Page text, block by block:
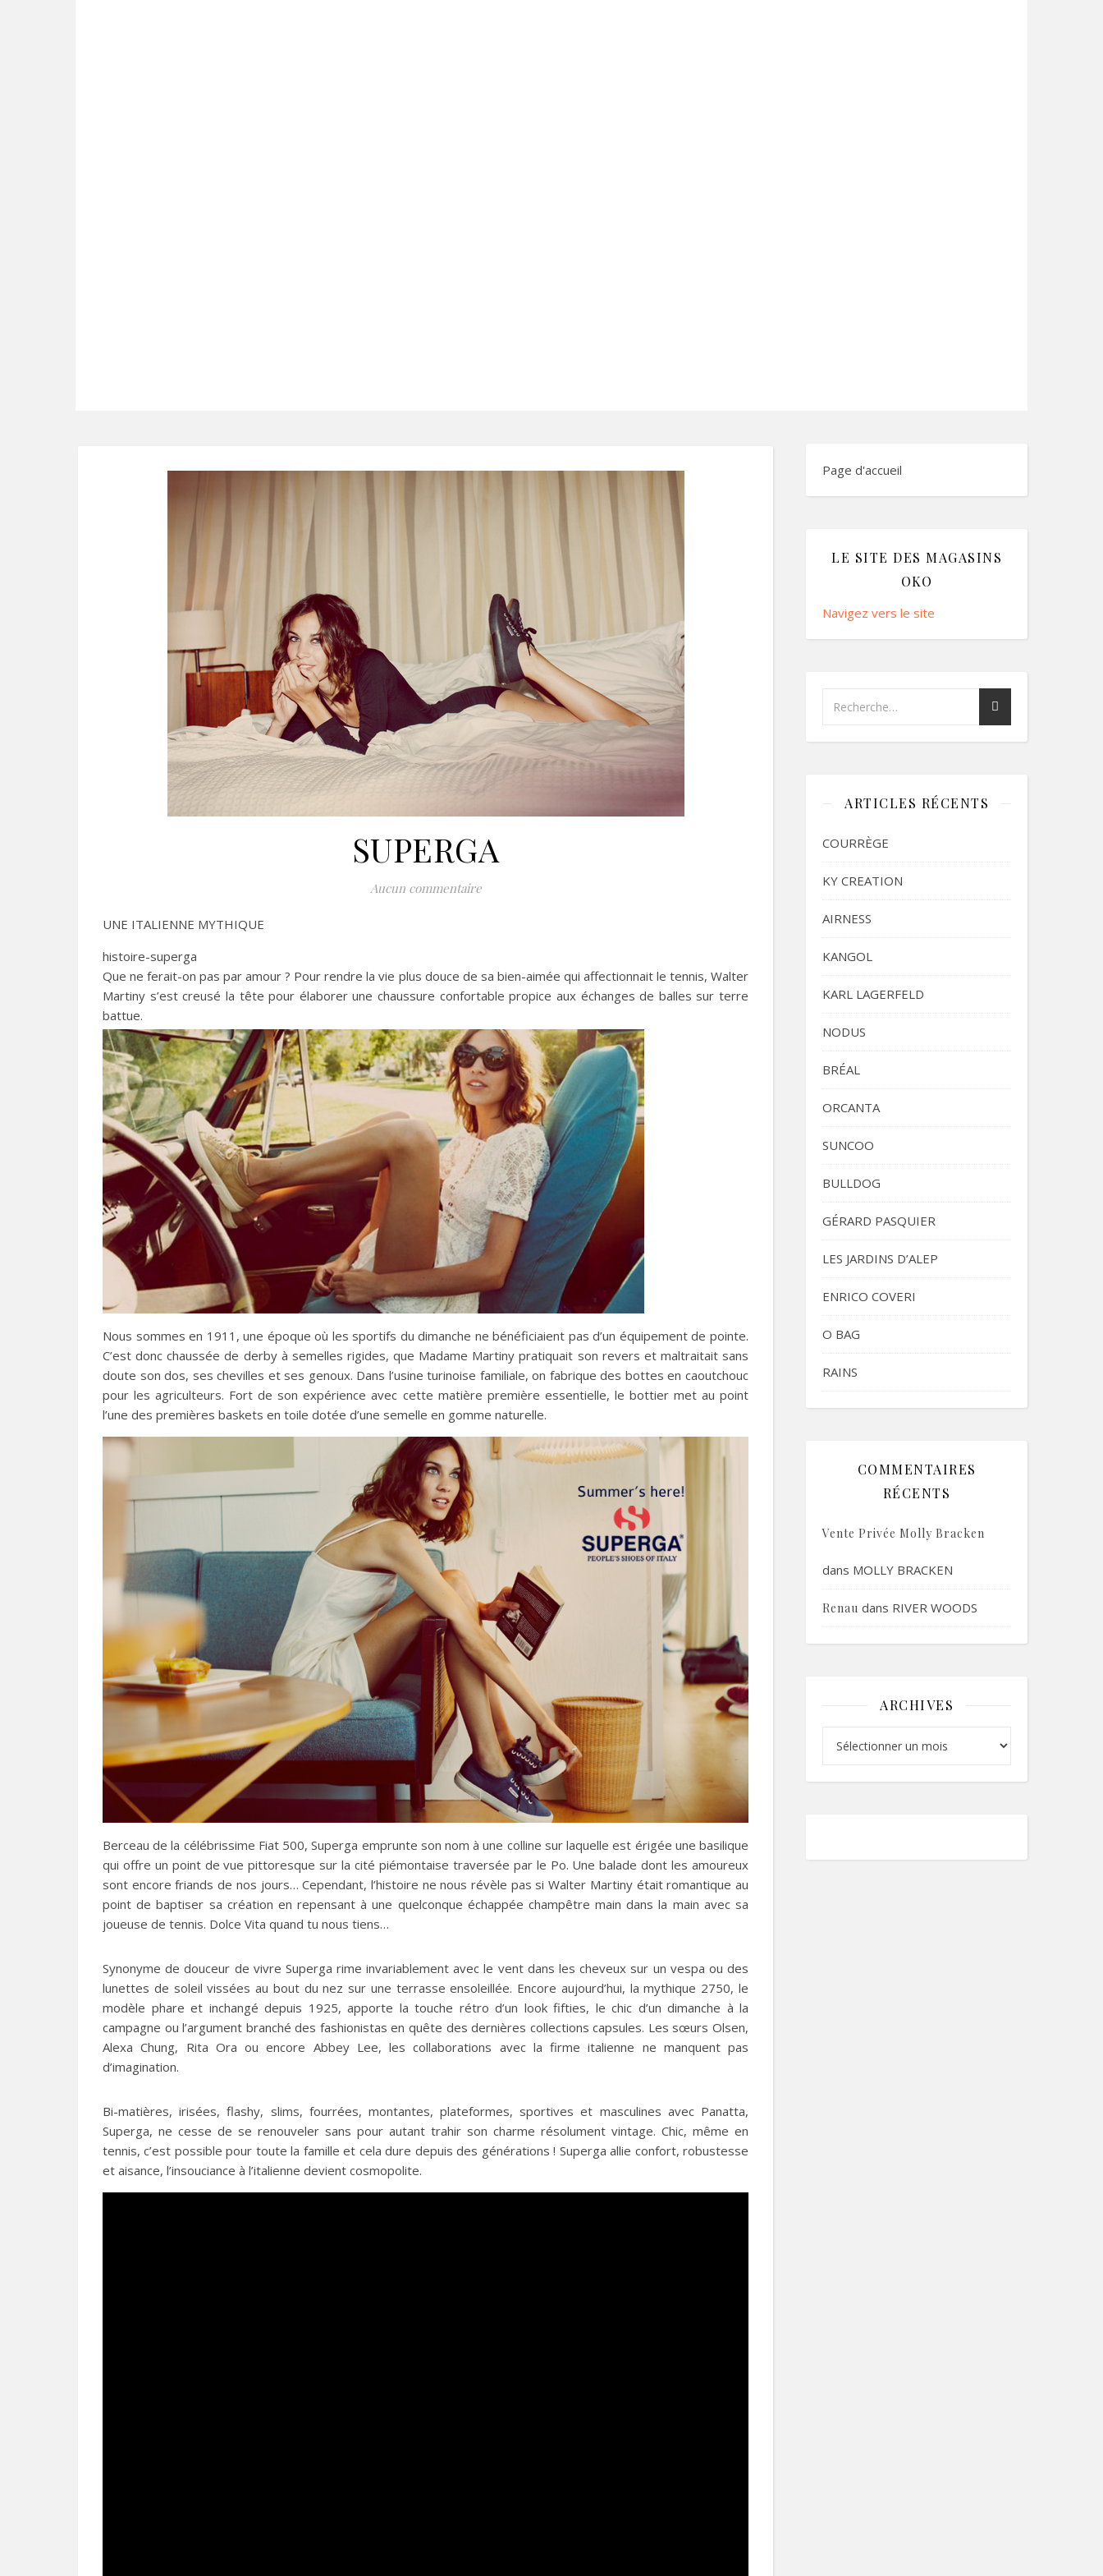
SUPERGA
Aucun commentaire
UNE ITALIENNE MYTHIQUE
histoire-superga
Que ne ferait-on pas par amour ? Pour rendre la vie plus douce de sa bien-aimée qui affectionnait le tennis, Walter
Martiny s’est creusé la tête pour élaborer une chaussure confortable propice aux échanges de balles sur terre
battue.
Nous sommes en 1911, une époque où les sportifs du dimanche ne bénéficiaient pas d’un équipement de pointe.
C’est donc chaussée de derby à semelles rigides, que Madame Martiny pratiquait son revers et maltraitait sans
doute son dos, ses chevilles et ses genoux. Dans l’usine turinoise familiale, on fabrique des bottes en caoutchouc
pour les agriculteurs. Fort de son expérience avec cette matière première essentielle, le bottier met au point
l’une des premières baskets en toile dotée d’une semelle en gomme naturelle.
Berceau de la célébrissime Fiat 500, Superga emprunte son nom à une colline sur laquelle est érigée une basilique
qui offre un point de vue pittoresque sur la cité piémontaise traversée par le Po. Une balade dont les amoureux
sont encore friands de nos jours… Cependant, l’histoire ne nous révèle pas si Walter Martiny était romantique au
point de baptiser sa création en repensant à une quelconque échappée champêtre main dans la main avec sa
joueuse de tennis. Dolce Vita quand tu nous tiens…
Synonyme de douceur de vivre Superga rime invariablement avec le vent dans les cheveux sur un vespa ou des
lunettes de soleil vissées au bout du nez sur une terrasse ensoleillée. Encore aujourd’hui, la mythique 2750, le
modèle phare et inchangé depuis 1925, apporte la touche rétro d’un look fifties, le chic d’un dimanche à la
campagne ou l’argument branché des fashionistas en quête des dernières collections capsules. Les sœurs Olsen,
Alexa Chung, Rita Ora ou encore Abbey Lee, les collaborations avec la firme italienne ne manquent pas
d’imagination.
Bi-matières, irisées, flashy, slims, fourrées, montantes, plateformes, sportives et masculines avec Panatta,
Superga, ne cesse de se renouveler sans pour autant trahir son charme résolument vintage. Chic, même en
tennis, c’est possible pour toute la famille et cela dure depuis des générations ! Superga allie confort, robustesse
et aisance, l’insouciance à l’italienne devient cosmopolite.
Page d'accueil
LE SITE DES MAGASINS
OKO
Navigez vers le site
ARTICLES RÉCENTS
COURRÈGE
KY CREATION
AIRNESS
KANGOL
KARL LAGERFELD
NODUS
BRÉAL
ORCANTA
SUNCOO
BULLDOG
GÉRARD PASQUIER
LES JARDINS D’ALEP
ENRICO COVERI
O BAG
RAINS
COMMENTAIRES
RÉCENTS
Vente Privée Molly Bracken
dans MOLLY BRACKEN
Renau dans RIVER WOODS
ARCHIVES